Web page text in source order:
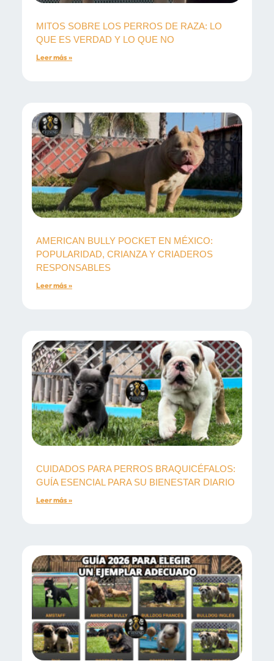
MITOS SOBRE LOS PERROS DE RAZA: LO
QUE ES VERDAD Y LO QUE NO
Leer más »
AMERICAN BULLY POCKET EN MÉXICO:
POPULARIDAD, CRIANZA Y CRIADEROS
RESPONSABLES
Leer más »
CUIDADOS PARA PERROS BRAQUICÉFALOS:
GUÍA ESENCIAL PARA SU BIENESTAR DIARIO
Leer más »